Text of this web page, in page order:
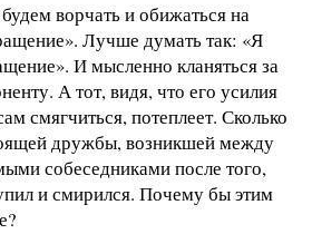
ворчать и обижаться на
Лучше думать так: «Я
И мысленно кланяться за
А тот, видя, что его усилия
смягчиться, потеплеет. Сколько
дружбы, возникшей между
собеседниками после того,
и смирился. Почему бы этим